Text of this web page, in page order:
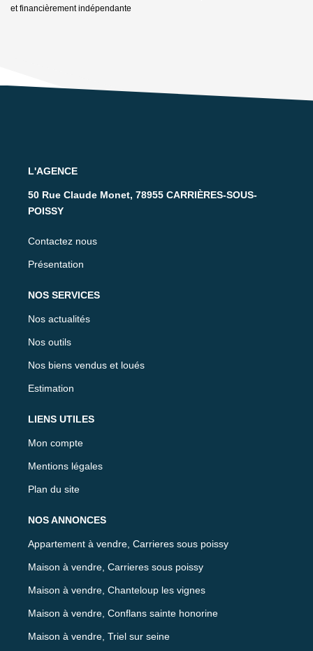
et financièrement indépendante
L'AGENCE
50 Rue Claude Monet, 78955 CARRIÈRES-SOUS-
POISSY
Contactez nous
Présentation
NOS SERVICES
Nos actualités
Nos outils
Nos biens vendus et loués
Estimation
LIENS UTILES
Mon compte
Mentions légales
Plan du site
NOS ANNONCES
Appartement à vendre, Carrieres sous poissy
Maison à vendre, Carrieres sous poissy
Maison à vendre, Chanteloup les vignes
Maison à vendre, Conflans sainte honorine
Maison à vendre, Triel sur seine